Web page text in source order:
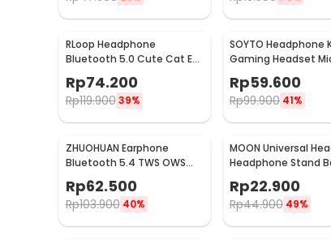
RLoop Headphone
Bluetooth 5.0 Cute Cat Ear
LX-B39A
Rp74.200
Rp119.900 39%
SOYTO Headphone
Gaming Headset
40mm Jack 3.5mm -
GM003
Rp59.600
Rp99.900 41%
ZHUOHUAN Earphone
Bluetooth 5.4 TWS OWS
Open Ear Clip HiFi Surround
- JS352
Rp62.500
Rp103.900 40%
MOON Universal
Headphone Stand
Rp22.900
Rp44.900 49%